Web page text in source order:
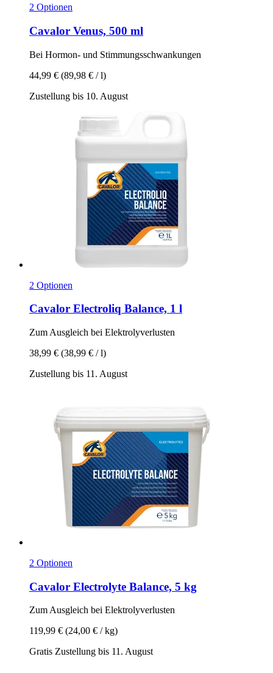
2 Optionen
Cavalor Venus, 500 ml
Bei Hormon-​ und Stimmungsschwankungen
44,99 € (89,98 € / l)
Zustellung bis 10. August
2 Optionen
Cavalor Electroliq Balance, 1 l
Zum Ausgleich bei Elektrolyverlusten
38,99 € (38,99 € / l)
Zustellung bis 11. August
2 Optionen
Cavalor Electrolyte Balance, 5 kg
Zum Ausgleich bei Elektrolyverlusten
119,99 € (24,00 € / kg)
Gratis Zustellung bis 11. August